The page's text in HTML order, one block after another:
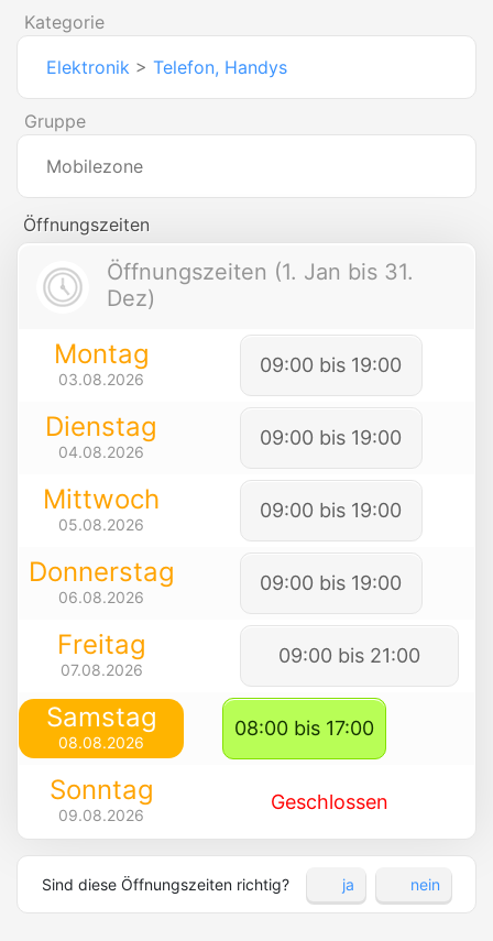
Kategorie
Elektronik > Telefon, Handys
Gruppe
Mobilezone
Öffnungszeiten
Öffnungszeiten (1. Jan bis 31.
Dez)
Montag
03.08.2026
09:00 bis 19:00
Dienstag
04.08.2026
09:00 bis 19:00
Mittwoch
05.08.2026
09:00 bis 19:00
Donnerstag
06.08.2026
09:00 bis 19:00
Freitag
07.08.2026
09:00 bis 21:00
Samstag
08.08.2026
08:00 bis 17:00
Sonntag
09.08.2026
Geschlossen
Sind diese Öffnungszeiten richtig? ja nein